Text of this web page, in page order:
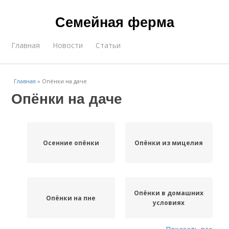
Семейная ферма
Главная Новости Статьи
Главная » Опёнки на даче
Опёнки на даче
Осенние опёнки Опёнки из мицелия
Опёнки на пне
Опёнки в домашних
условиях